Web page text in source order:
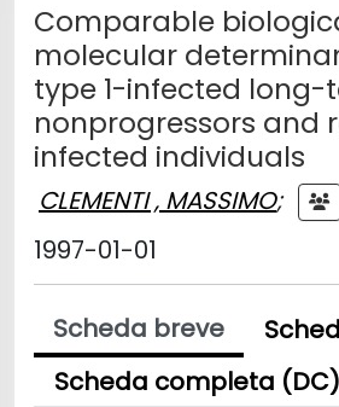
Comparable
molecular
type 1-infected long-
nonprogressors and
infected individuals
CLEMENTI , MASSIMO;
1997-01-01
Scheda breve
Scheda completa (DC)